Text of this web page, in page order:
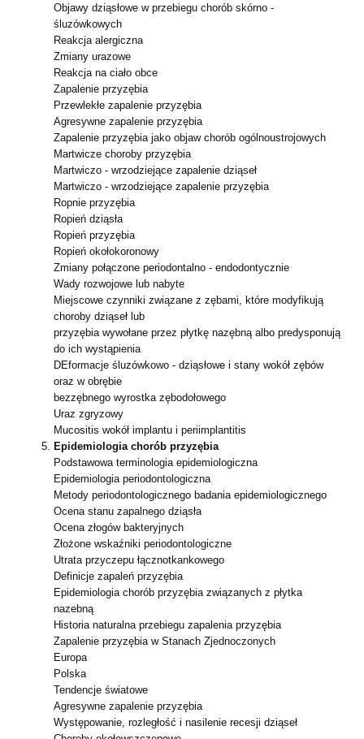
Objawy dziąsłowe w przebiegu chorób skórno -
śluzówkowych
Reakcja alergiczna
Zmiany urazowe
Reakcja na ciało obce
Zapalenie przyzębia
Przewlekłe zapalenie przyzębia
Agresywne zapalenie przyzębia
Zapalenie przyzębia jako objaw chorób ogólnoustrojowych
Martwicze choroby przyzębia
Martwiczo - wrzodziejące zapalenie dziąseł
Martwiczo - wrzodziejące zapalenie przyzębia
Ropnie przyzębia
Ropień dziąsła
Ropień przyzębia
Ropień okołokoronowy
Zmiany połączone periodontalno - endodontycznie
Wady rozwojowe lub nabyte
Miejscowe czynniki związane z zębami, które modyfikują
choroby dziąseł lub
przyzębia wywołane przez płytkę nazębną albo predysponują
do ich wystąpienia
DEformacje śluzówkowo - dziąsłowe i stany wokół zębów
oraz w obrębie
bezzębnego wyrostka zębodołowego
Uraz zgryzowy
Mucositis wokół implantu i periimplantitis
Epidemiologia chorób przyzębia
Podstawowa terminologia epidemiologiczna
Epidemiologia periodontologiczna
Metody periodontologicznego badania epidemiologicznego
Ocena stanu zapalnego dziąsła
Ocena złogów bakteryjnych
Złożone wskaźniki periodontologiczne
Utrata przyczepu łącznotkankowego
Definicje zapaleń przyzębia
Epidemiologia chorób przyzębia związanych z płytka
nazebną
Historia naturalna przebiegu zapalenia przyzębia
Zapalenie przyzębia w Stanach Zjednoczonych
Europa
Polska
Tendencje światowe
Agresywne zapalenie przyzębia
Występowanie, rozległość i nasilenie recesji dziąseł